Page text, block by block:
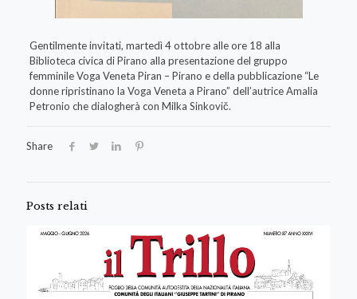
Gentilmente invitati, martedì 4 ottobre alle ore 18 alla
Biblioteca civica di Pirano alla presentazione del gruppo
femminile Voga Veneta Piran – Pirano e della pubblicazione “Le
donne ripristinano la Voga Veneta a Pirano” dell’autrice Amalia
Petronio che dialogherà con Milka Sinkovič.
Share
Posts relati